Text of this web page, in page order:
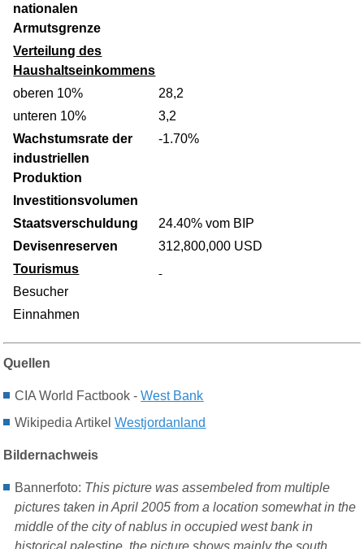
nationalen
Armutsgrenze
Verteilung des
Haushaltseinkommens
oberen 10%
28,2
unteren 10%
3,2
Wachstumsrate der
industriellen
Produktion
-1.70%
Investitionsvolumen
Staatsverschuldung
24.40% vom BIP
Devisenreserven
312,800,000 USD
Tourismus
Besucher
Einnahmen
Quellen
CIA World Factbook -West Bank
Wikipedia ArtikelWestjordanland
Bildernachweis
Bannerfoto: This picture was assembeled from multiple
pictures taken in April 2005 from a location somewhat in the
middle of the city of nablus in occupied west bank in
historical palestine, the picture shows mainly the south